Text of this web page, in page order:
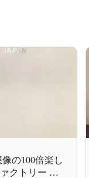
の100倍楽し
クトリー イ